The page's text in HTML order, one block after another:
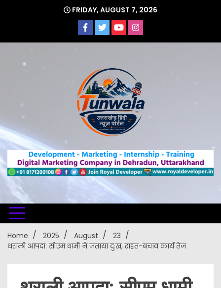
FRIDAY, AUGUST 7, 2026
Uttarakhand Hindi News Portal
Home 2025 August
23
थराली आपदा: सीएम धामी ने जताया दुःख, राहत-बचाव कार्य तेज